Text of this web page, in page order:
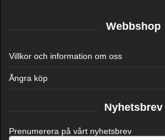
Webbshop
Villkor och information om oss
Ångra köp
Nyhetsbrev
Prenumerera på vårt nyhetsbrev